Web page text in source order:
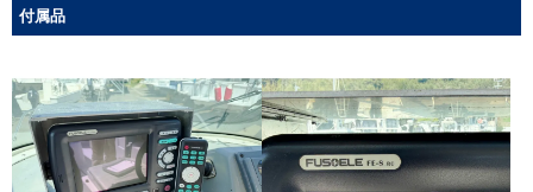
付属品